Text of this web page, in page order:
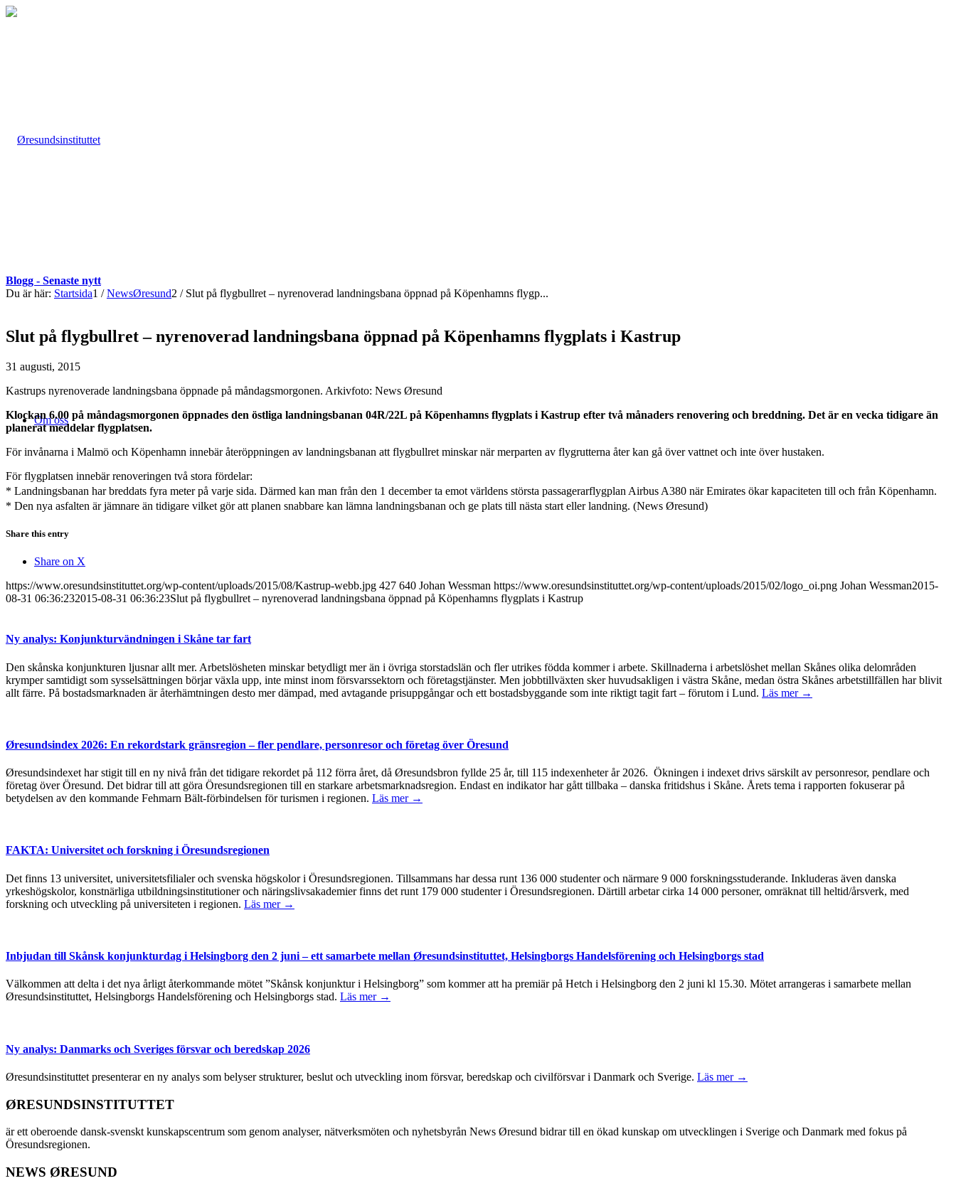
Om oss
Blogg - Senaste nytt
Du är här: Startsida1 / NewsØresund2 / Slut på flygbullret – nyrenoverad landningsbana öppnad på Köpenhamns flygp...
Slut på flygbullret – nyrenoverad landningsbana öppnad på Köpenhamns flygplats i Kastrup
31 augusti, 2015
Kastrups nyrenoverade landningsbana öppnade på måndagsmorgonen. Arkivfoto: News Øresund
Klockan 6.00 på måndagsmorgonen öppnades den östliga landningsbanan 04R/22L på Köpenhamns flygplats i Kastrup efter två månaders renovering och breddning. Det är en vecka tidigare än
planerat meddelar flygplatsen.
För invånarna i Malmö och Köpenhamn innebär återöppningen av landningsbanan att flygbullret minskar när merparten av flygrutterna åter kan gå över vattnet och inte över hustaken.
För flygplatsen innebär renoveringen två stora fördelar:
* Landningsbanan har breddats fyra meter på varje sida. Därmed kan man från den 1 december ta emot världens största passagerarflygplan Airbus A380 när Emirates ökar kapaciteten till och från Köpenhamn.
* Den nya asfalten är jämnare än tidigare vilket gör att planen snabbare kan lämna landningsbanan och ge plats till nästa start eller landning. (News Øresund)
Share this entry
Share on X
https://www.oresundsinstituttet.org/wp-content/uploads/2015/08/Kastrup-webb.jpg 427 640 Johan Wessman https://www.oresundsinstituttet.org/wp-content/uploads/2015/02/logo_oi.png Johan Wessman2015-
08-31 06:36:232015-08-31 06:36:23Slut på flygbullret – nyrenoverad landningsbana öppnad på Köpenhamns flygplats i Kastrup
Ny analys: Konjunkturvändningen i Skåne tar fart
Den skånska konjunkturen ljusnar allt mer. Arbetslösheten minskar betydligt mer än i övriga storstadslän och fler utrikes födda kommer i arbete. Skillnaderna i arbetslöshet mellan Skånes olika delområden
krymper samtidigt som sysselsättningen börjar växla upp, inte minst inom försvarssektorn och företagstjänster. Men jobbtillväxten sker huvudsakligen i västra Skåne, medan östra Skånes arbetstillfällen har blivit
allt färre. På bostadsmarknaden är återhämtningen desto mer dämpad, med avtagande prisuppgångar och ett bostadsbyggande som inte riktigt tagit fart – förutom i Lund. Läs mer →
Øresundsindex 2026: En rekordstark gränsregion – fler pendlare, personresor och företag över Öresund
Øresundsindexet har stigit till en ny nivå från det tidigare rekordet på 112 förra året, då Øresundsbron fyllde 25 år, till 115 indexenheter år 2026. Ökningen i indexet drivs särskilt av personresor, pendlare och
företag över Öresund. Det bidrar till att göra Öresundsregionen till en starkare arbetsmarknadsregion. Endast en indikator har gått tillbaka – danska fritidshus i Skåne. Årets tema i rapporten fokuserar på
betydelsen av den kommande Fehmarn Bält-förbindelsen för turismen i regionen. Läs mer →
FAKTA: Universitet och forskning i Öresundsregionen
Det finns 13 universitet, universitetsfilialer och svenska högskolor i Öresundsregionen. Tillsammans har dessa runt 136 000 studenter och närmare 9 000 forskningsstuderande. Inkluderas även danska
yrkeshögskolor, konstnärliga utbildningsinstitutioner och näringslivsakademier finns det runt 179 000 studenter i Öresundsregionen. Därtill arbetar cirka 14 000 personer, omräknat till heltid/årsverk, med
forskning och utveckling på universiteten i regionen. Läs mer →
Inbjudan till Skånsk konjunkturdag i Helsingborg den 2 juni – ett samarbete mellan Øresundsinstituttet, Helsingborgs Handelsförening och Helsingborgs stad
Välkommen att delta i det nya årligt återkommande mötet ”Skånsk konjunktur i Helsingborg” som kommer att ha premiär på Hetch i Helsingborg den 2 juni kl 15.30. Mötet arrangeras i samarbete mellan
Øresundsinstituttet, Helsingborgs Handelsförening och Helsingborgs stad. Läs mer →
Ny analys: Danmarks och Sveriges försvar och beredskap 2026
Øresundsinstituttet presenterar en ny analys som belyser strukturer, beslut och utveckling inom försvar, beredskap och civilförsvar i Danmark och Sverige. Läs mer →
ØRESUNDSINSTITUTTET
är ett oberoende dansk-svenskt kunskapscentrum som genom analyser, nätverksmöten och nyhetsbyrån News Øresund bidrar till en ökad kunskap om utvecklingen i Sverige och Danmark med fokus på
Öresundsregionen.
NEWS ØRESUND